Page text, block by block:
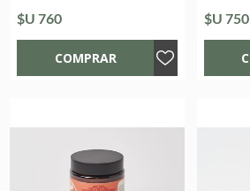
fatiga. Modula el sistema
Phosphoricum 7x + Selenium 4x +
$U 760 $U 750